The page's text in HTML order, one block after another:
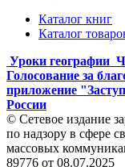
Каталог книг
Каталог
Уроки географии
Голосование за
приложение
России
© Сетевое издание
по надзору в сфере
массовых
89776 от 08.07.2025